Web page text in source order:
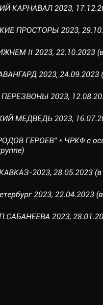
КАРНАВАЛ 2023,
ПРОСТОРЫ 2023,
II 2023, 22.10.2023
2023, 24.09.2023
2023,
МЕДВЕДЬ 2023,
ГЕРОЕВ" * ЧРКФ с
2023, 28.05.2023 (в
2023, 22.04.2023
2023,